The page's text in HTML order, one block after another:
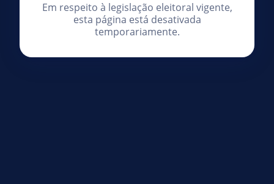
Em respeito à legislação eleitoral vigente,
esta página está desativada
temporariamente.